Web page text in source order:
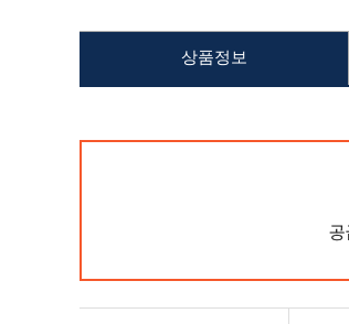
상품정보